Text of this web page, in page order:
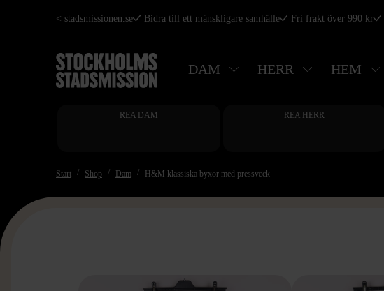
Hoppa
huvudinnehåll
< stadsmissionen.se Bidra till ett mänskligare samhälle Fri frakt över 990 kr
DAM HERR HEM
REA DAM REA HERR
Start Shop Dam H&M klassiska byxor med pressveck